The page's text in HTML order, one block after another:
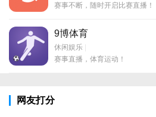
赛事不断，随时开启比赛直播！
9博体育
休闲娱乐 |
赛事直播，体育运动！
网友打分